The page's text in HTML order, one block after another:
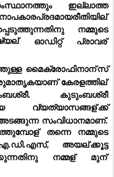
ഇല്ലാത്ത
നമ്മുടെ
ഓഡിറ്റ് പ്രാവര്
മൈക്രോഫിനാന്സ്
കേരളത്തില്
കുടുംബശ്രീ
വ്യത്യാസങ്ങള്ക്ക്
സംവിധാനമാണ്.
തന്നെ നമ്മുടെ
എ.ഡി.എസ്, അയല്ക്കൂട്ട
നമ്മള് മുന്